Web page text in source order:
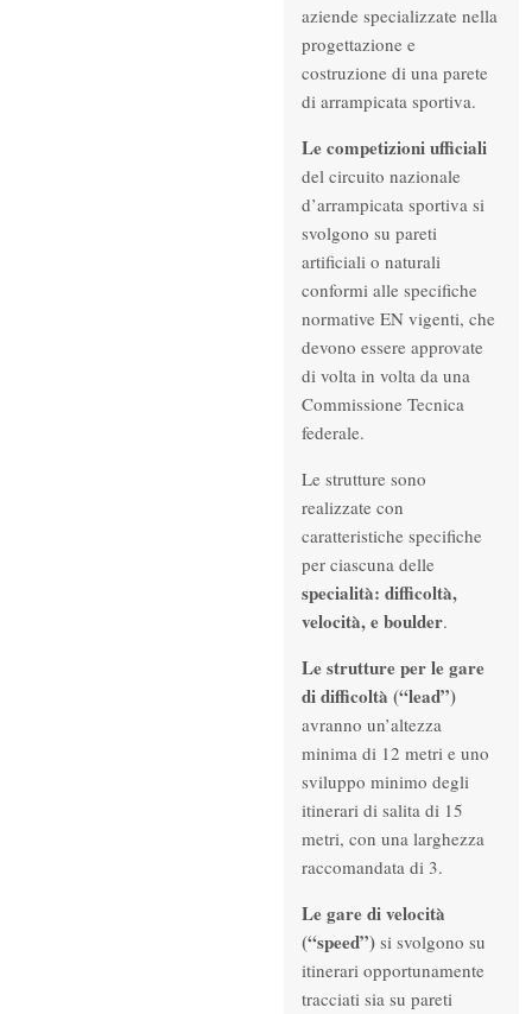
aziende specializzate nella
progettazione e
costruzione di una parete
di arrampicata sportiva.
Le competizioni ufficiali
del circuito nazionale
d’arrampicata sportiva si
svolgono su pareti
artificiali o naturali
conformi alle specifiche
normative EN vigenti, che
devono essere approvate
di volta in volta da una
Commissione Tecnica
federale.
Le strutture sono
realizzate con
caratteristiche specifiche
per ciascuna delle
specialità: difficoltà,
velocità, e boulder.
Le strutture per le gare
di difficoltà (“lead”)
avranno un’altezza
minima di 12 metri e uno
sviluppo minimo degli
itinerari di salita di 15
metri, con una larghezza
raccomandata di 3.
Le gare di velocità
(“speed”) si svolgono su
itinerari opportunamente
tracciati sia su pareti